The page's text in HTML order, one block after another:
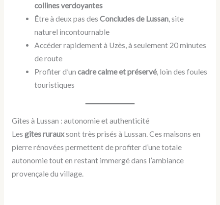
collines verdoyantes
Être à deux pas desConcludes de Lussan, site
naturel incontournable
Accéder rapidement à Uzès, à seulement 20 minutes
de route
Profiter d’uncadre calme et préservé, loin des foules
touristiques
Gîtes à Lussan : autonomie et authenticité
Les gîtes rurauxsont très prisés à Lussan. Ces maisons en
pierre rénovées permettent de profiter d’une totale
autonomie tout en restant immergé dans l’ambiance
provençale du village.